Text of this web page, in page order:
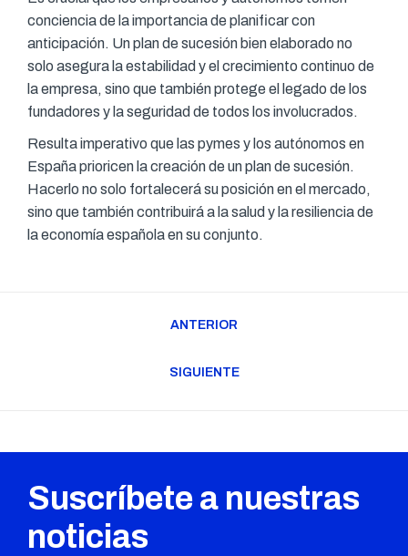
conciencia de la importancia de planificar con
anticipación. Un plan de sucesión bien elaborado no
solo asegura la estabilidad y el crecimiento continuo de
la empresa, sino que también protege el legado de los
fundadores y la seguridad de todos los involucrados.
Resulta imperativo que las pymes y los autónomos en
España prioricen la creación de un plan de sucesión.
Hacerlo no solo fortalecerá su posición en el mercado,
sino que también contribuirá a la salud y la resiliencia de
la economía española en su conjunto.
ANTERIOR
SIGUIENTE
Suscríbete a nuestras
noticias